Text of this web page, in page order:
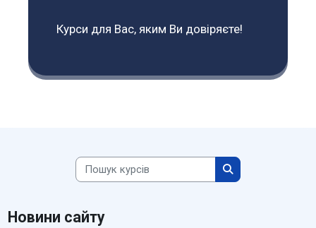
Курси для Вас, яким Ви довіряєте!
Пошук курсів
Пошук курсів
Новини сайту